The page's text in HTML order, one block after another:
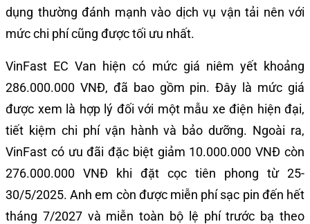
dụng thường đánh mạnh vào dịch vụ vận tải nên với
mức chi phí cũng được tối ưu nhất.
VinFast EC Van hiện có mức giá niêm yết khoảng
286.000.000 VNĐ, đã bao gồm pin. Đây là mức giá
được xem là hợp lý đối với một mẫu xe điện hiện đại,
tiết kiệm chi phí vận hành và bảo dưỡng. Ngoài ra,
VinFast có ưu đãi đặc biệt giảm 10.000.000 VNĐ còn
276.000.000 VNĐ khi đặt cọc tiên phong từ 25-
30/5/2025. Anh em còn được miễn phí sạc pin đến hết
tháng 7/2027 và miễn toàn bộ lệ phí trước bạ theo